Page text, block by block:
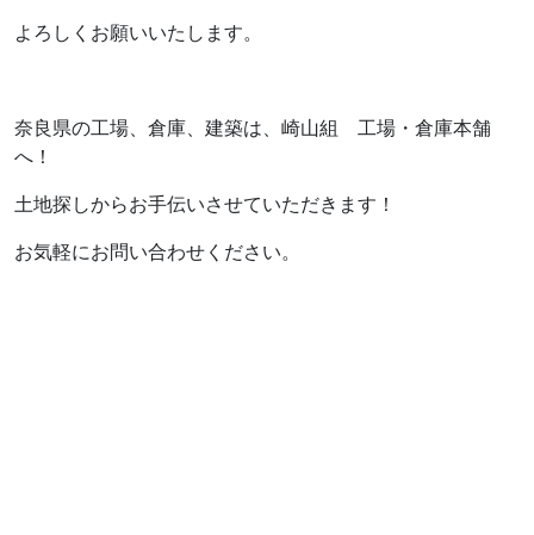
よろしくお願いいたします。
奈良県の工場、倉庫、建築は、崎山組 工場・倉庫本舗
へ！
土地探しからお手伝いさせていただきます！
お気軽にお問い合わせください。